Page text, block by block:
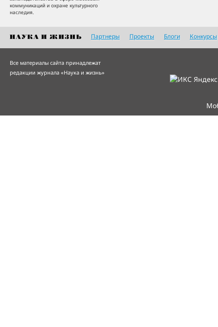
коммуникаций и охране культурного
наследия.
Партнеры Проекты Блоги Конкурсы
Все материалы сайта принадлежат
редакции журнала «Наука и жизнь»